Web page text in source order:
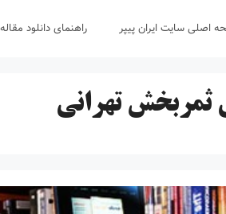
اصلی سایت ایران پیپر راهنمای دانلود
ثمربخش تهرانی